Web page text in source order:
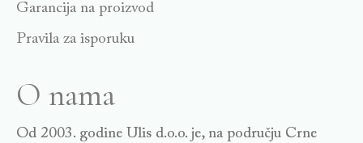
Garancija na proizvod
Pravila za isporuku
O nama
Od 2003. godine Ulis d.o.o. je, na području Crne